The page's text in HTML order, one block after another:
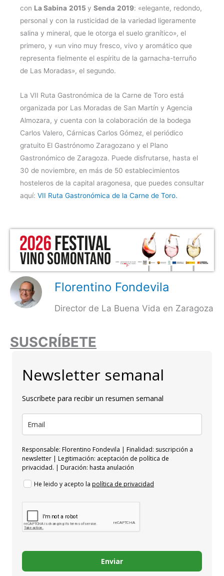
con La Sabina 2015 y Senda 2019: «elegante, redondo,
personal y con la rusticidad de la variedad ligeramente
salina y mineral, que le otorga el suelo granítico», el
primero, y «un vino muy fresco, vivo y aromático que
representa fielmente el espíritu de la garnacha-terruño
de Las Moradas», el segundo.
La VII Ruta Gastronómica de la Carne de Toro está
organizada por Las Moradas de San Martín y Agencia
Almozara, y cuenta con la colaboración de la bodega
Carlos Valero, Cárnicas Carlos Gómez, el periódico
gratuito El Gastrónomo Zaragozano y el Plano
Gastronómico de Zaragoza. Puede disfrutarse, hasta el
30 de noviembre, en más de 50 establecimientos
hosteleros de la capital aragonesa, que puedes consultar
aquí: VII Ruta Gastronómica de la Carne de Toro.
Florentino Fondevila
Director de La Buena Vida en Zaragoza
SUSCRÍBETE
Newsletter semanal
Suscríbete para recibir un resumen semanal
Responsable: Florentino Fondevila | Finalidad: suscripción a
newsletter | Legitimación: aceptación de política de
privacidad. | Duración: hasta anulación
He leido y acepto la política de privacidad
Enviar